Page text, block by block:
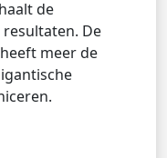
de
De
meer de